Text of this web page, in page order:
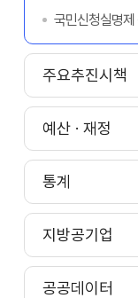
국민신청실명제
주요추진시책
예산 · 재정
통계
지방공기업
공공데이터